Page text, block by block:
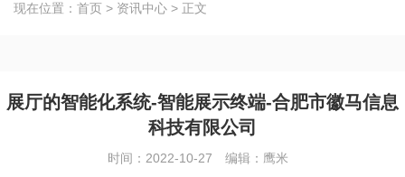
现在位置： 首页 > 资讯中心 > 正文
展厅的智能化系统-智能展示终端-合肥市徽马信息
科技有限公司
时间：2022-10-27 编辑：鹰米